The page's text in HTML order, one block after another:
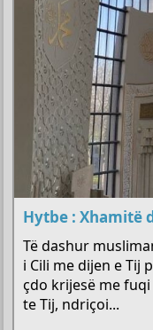
Hytbe : Xhamitë
Të dashur
i Cili me dijen e Tij
çdo krijesë me
te Tij, ndriçoi...